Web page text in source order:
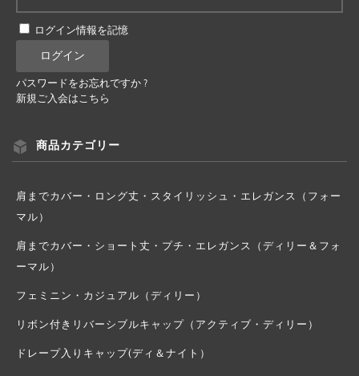
ログイン情報を記憶
パスワードをお忘れですか ?
新規ご入会はこちら
商品カテゴリー
肩までカバー・ロング丈・スタイリッシュ・エレガンス（フォー
マル）
肩までカバー・ショート丈・プチ・エレガンス（ディリー＆フォ
ーマル）
フェミニン・カジュアル（ディリー）
リボン付きリバーシブルキャップ（アクティブ・ディリー）
ドレープ入りキャップ(ディ＆ナイト）